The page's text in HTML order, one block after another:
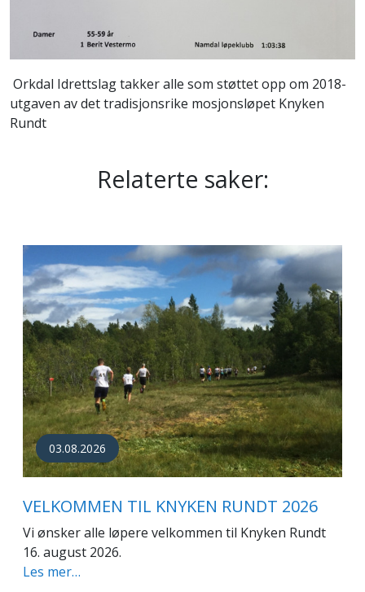
Orkdal Idrettslag takker alle som støttet opp om 2018-
utgaven av det tradisjonsrike mosjonsløpet Knyken
Rundt
Relaterte saker:
03.08.2026
VELKOMMEN TIL KNYKEN RUNDT 2026
Vi ønsker alle løpere velkommen til Knyken Rundt
16. august 2026.
Les mer…